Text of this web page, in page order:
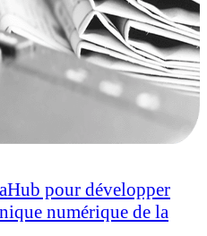
pour développer
numérique de la